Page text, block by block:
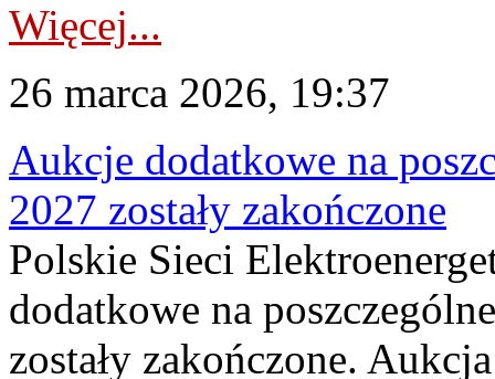
Więcej...
26 marca 2026, 19:37
Aukcje dodatkowe na
2027 zostały zakończone
Polskie Sieci
dodatkowe na
zostały zakończone.